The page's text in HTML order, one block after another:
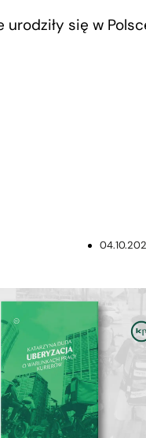
się w